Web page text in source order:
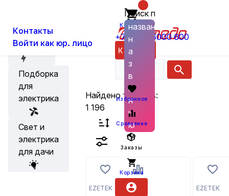
Контакты
Войти как юр. лицо
Корзина
+7 (800) 6000 600
Каталог
Поиск по
названию
н
а
з
в
а
н
и
ю
Избранное
Сравнение
Заказы
Корзина
Акции
Подборка
для
электрика
Свет и
электрика
для дачи
Каталог
Заземление и
Найдено товаров:
1 196
EZETEK EZETEK